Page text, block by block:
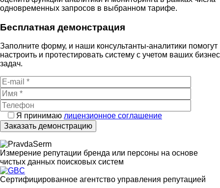
одновременных запросов в выбранном тарифе.
Бесплатная демонстрация
Заполните форму, и наши консультанты-аналитики помогут
настроить и протестировать систему с учетом ваших бизнес
задач.
Я принимаю лицензионное соглашение
Измерение репутации бренда или персоны на основе
чистых данных поисковых систем
Cертифицированное агентство управления репутацией